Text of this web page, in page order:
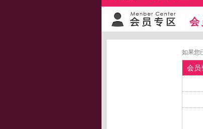
会
如果您
会员